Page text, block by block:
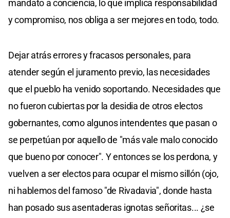
mandato a conciencia, lo que implica responsabilidad
y compromiso, nos obliga a ser mejores en todo, todo.
Dejar atrás errores y fracasos personales, para
atender según el juramento previo, las necesidades
que el pueblo ha venido soportando. Necesidades que
no fueron cubiertas por la desidia de otros electos
gobernantes, como algunos intendentes que pasan o
se perpetúan por aquello de "más vale malo conocido
que bueno por conocer". Y entonces se los perdona, y
vuelven a ser electos para ocupar el mismo sillón (ojo,
ni hablemos del famoso "de Rivadavia", donde hasta
han posado sus asentaderas ignotas señoritas... ¿se